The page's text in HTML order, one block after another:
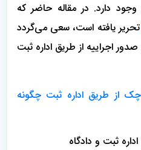
دارد. در مقاله حاضر که
یافته است، سعی می‌گردد
اجراییه از طریق اداره ثبت
از طریق اداره ثبت چگونه
ثبت و دادگاه